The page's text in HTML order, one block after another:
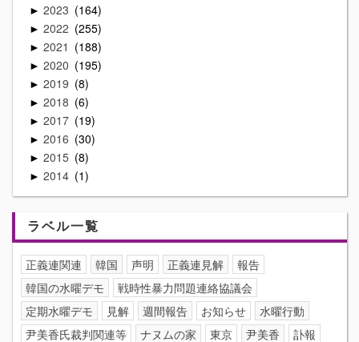
► 2023 164
► 2022 255
► 2021 188
► 2020 195
► 2019 8
► 2018 6
► 2017 19
► 2016 30
► 2015 8
► 2014 1
ラベル一覧
正義連関連 韓国 声明 正義連見解
報告
韓国の水曜デモ
戦時性暴力問題連絡協議会
定期水曜デモ
見解 週間報告 お知らせ
水曜行動
尹美香氏裁判関連等
ナヌムの家 東京 尹美香
訃報